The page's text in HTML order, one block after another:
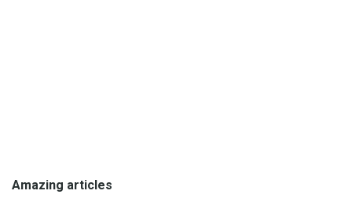
Amazing articles